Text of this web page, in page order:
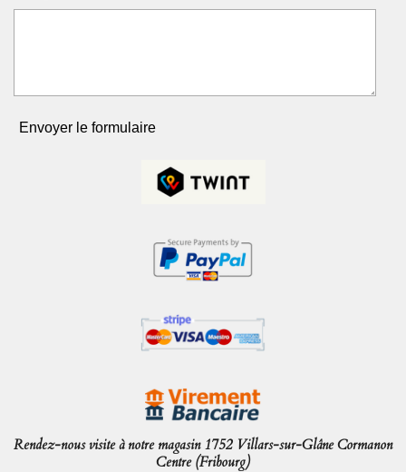
Envoyer le formulaire
Rendez-nous visite à notre magasin 1752 Villars-sur-Glâne Cormanon
Centre (Fribourg)